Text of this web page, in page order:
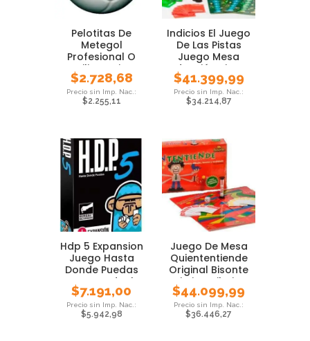
Pelotitas De
Metegol
Profesional O
Familiar Gajos X
Unidad
$2.728,68
$2.255,11
Indicios El Juego
De Las Pistas
Juego Mesa
Deducción Bisonte
$41.399,99
$34.214,87
Hdp 5 Expansion
Juego Hasta
Donde Puedas
Cartas Ideal
Previa
$7.191,00
$5.942,98
Juego De Mesa
Quiententiende
Original Bisonte
Mimica Dibujos
$44.099,99
$36.446,27